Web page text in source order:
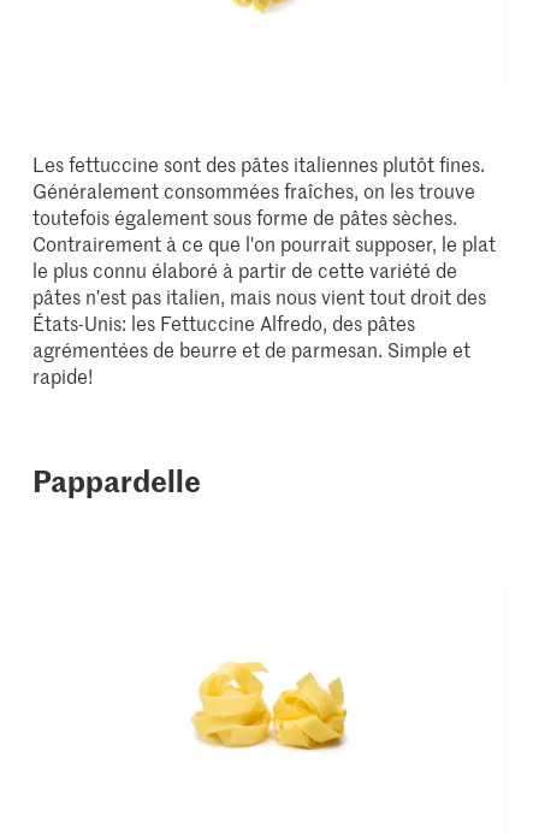
Les fettuccine sont des pâtes italiennes plutôt fines.
Généralement consommées fraîches, on les trouve
toutefois également sous forme de pâtes sèches.
Contrairement à ce que l'on pourrait supposer, le plat
le plus connu élaboré à partir de cette variété de
pâtes n'est pas italien, mais nous vient tout droit des
États-Unis: les Fettuccine Alfredo, des pâtes
agrémentées de beurre et de parmesan. Simple et
rapide!
Pappardelle